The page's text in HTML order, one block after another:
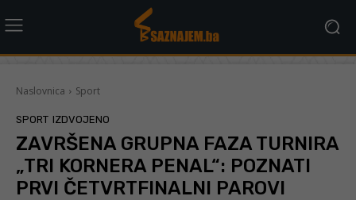
Naslovnica Sport
SPORT IZDVOJENO
ZAVRŠENA GRUPNA FAZA TURNIRA
„TRI KORNERA PENAL“: POZNATI
PRVI ČETVRTFINALNI PAROVI